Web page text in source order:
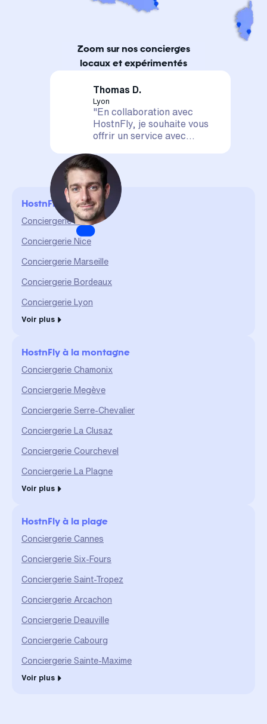
Zoom sur nos concierges
locaux et expérimentés
Thomas D.
Lyon
"En collaboration avec
HostnFly, je souhaite vous
offrir un service avec
logement est entre de
bonnes mains, il sera mis en
valeur et géré de A à Z. La
confiance et le partage sont
des valeurs qui me sont
chères et qui me permettent
d'assurer un service durable
HostnFly en ville
Conciergerie Paris
Conciergerie Nice
Conciergerie Marseille
Conciergerie Bordeaux
Conciergerie Lyon
Voir plus
HostnFly à la montagne
Conciergerie Chamonix
Conciergerie Megève
Conciergerie Serre-Chevalier
Conciergerie La Clusaz
Conciergerie Courchevel
Conciergerie La Plagne
Voir plus
HostnFly à la plage
Conciergerie Cannes
Conciergerie Six-Fours
Conciergerie Saint-Tropez
Conciergerie Arcachon
Conciergerie Deauville
Conciergerie Cabourg
Conciergerie Sainte-Maxime
Voir plus